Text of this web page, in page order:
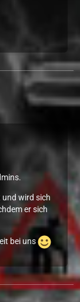
und wird sich
er sich
bei uns